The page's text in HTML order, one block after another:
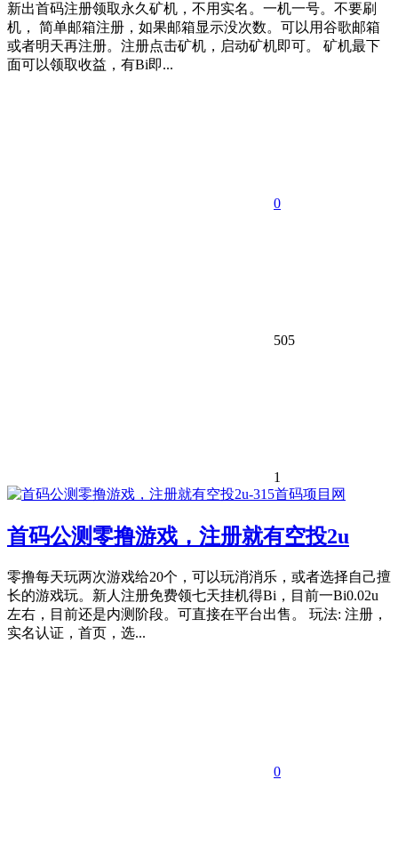
新出首码注册领取永久矿机，不用实名。一机一号。不要刷
机， 简单邮箱注册，如果邮箱显示没次数。可以用谷歌邮箱
或者明天再注册。注册点击矿机，启动矿机即可。 矿机最下
面可以领取收益，有Bi即...
0
505
1
首码公测零撸游戏，注册就有空投2u
零撸每天玩两次游戏给20个，可以玩消消乐，或者选择自己擅
长的游戏玩。新人注册免费领七天挂机得Bi，目前一Bi0.02u
左右，目前还是内测阶段。可直接在平台出售。 玩法: 注册，
实名认证，首页，选...
0